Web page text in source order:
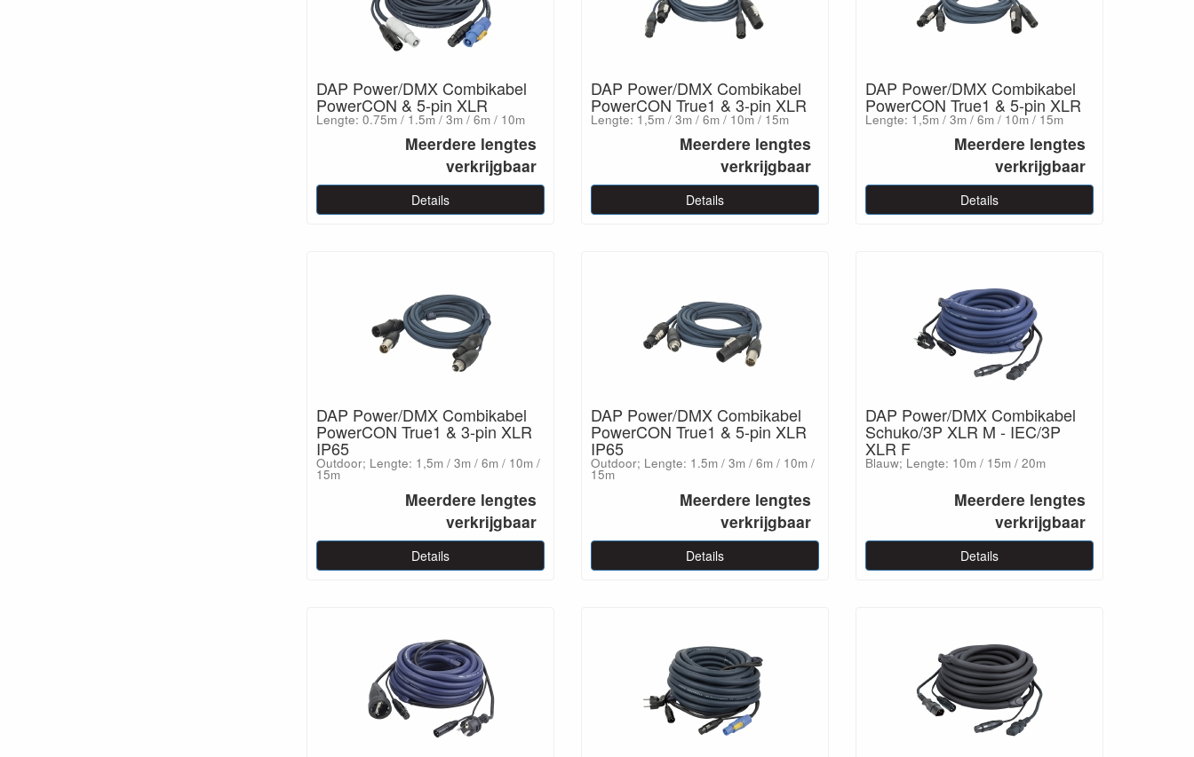
DAP Power/DMX Combikabel
PowerCON & 5-pin XLR
Lengte: 0.75m / 1.5m / 3m / 6m / 10m
Meerdere lengtes
verkrijgbaar
Details
DAP Power/DMX Combikabel
PowerCON True1 & 3-pin XLR
Lengte: 1,5m / 3m / 6m / 10m / 15m
Meerdere lengtes
verkrijgbaar
Details
DAP Power/DMX Combikabel
PowerCON True1 & 5-pin XLR
Lengte: 1,5m / 3m / 6m / 10m / 15m
Meerdere lengtes
verkrijgbaar
Details
DAP Power/DMX Combikabel
PowerCON True1 & 3-pin XLR
IP65
Outdoor; Lengte: 1,5m / 3m / 6m / 10m /
15m
Meerdere lengtes
verkrijgbaar
Details
DAP Power/DMX Combikabel
PowerCON True1 & 5-pin XLR
IP65
Outdoor; Lengte: 1.5m / 3m / 6m / 10m /
15m
Meerdere lengtes
verkrijgbaar
Details
DAP Power/DMX Combikabel
Schuko/3P XLR M - IEC/3P
XLR F
Blauw; Lengte: 10m / 15m / 20m
Meerdere lengtes
verkrijgbaar
Details